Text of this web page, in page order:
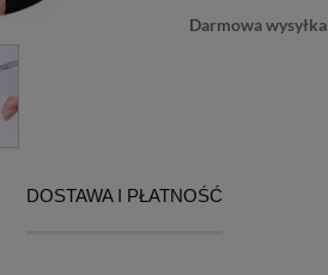
Darmowa
DOSTAWA I PŁATNOŚĆ